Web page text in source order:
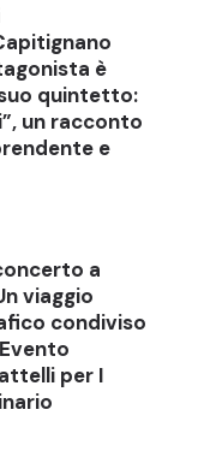
è
quintetto:
un racconto
e
a
viaggio
condiviso
per I